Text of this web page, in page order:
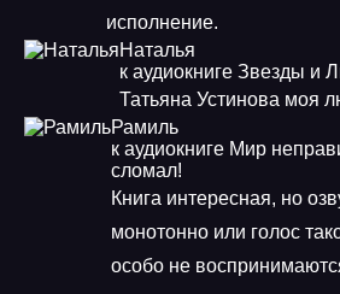
исполнение.
Наталья
к аудиокниге Звезды и
Татьяна Устинова моя
Рамиль
к аудиокниге Мир
сломал!
Книга интересная, но
монотонно или голос
особо не